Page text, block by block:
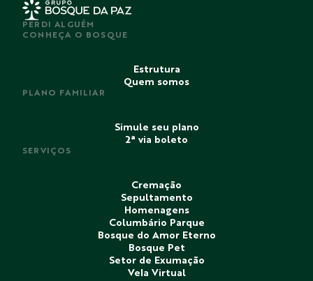
PERDI ALGUÉM
CONHEÇA O BOSQUE
Estrutura
Quem somos
PLANO FAMILIAR
Simule seu plano
2ª via boleto
SERVIÇOS
Cremação
Sepultamento
Homenagens
Columbário Parque
Bosque do Amor Eterno
Bosque Pet
Setor de Exumação
Vela Virtual